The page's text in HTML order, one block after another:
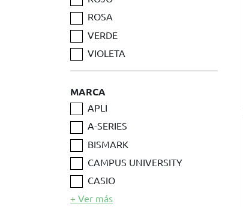
ROSA
VERDE
VIOLETA
MARCA
APLI
A-SERIES
BISMARK
CAMPUS UNIVERSITY
CASIO
FAIBO
+ Ver más